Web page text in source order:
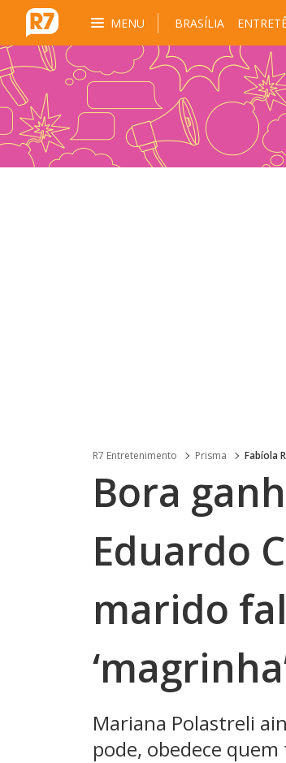
MENU BRASÍLIA
R7 Entretenimento Prisma Fabíola
Bora
Eduardo
marido
Mariana Polastreli
pode, obedece quem